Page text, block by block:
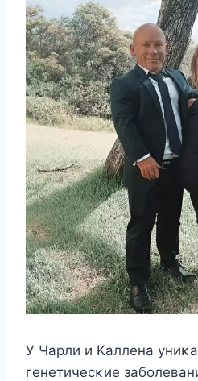
У Чарли и Kаллена
генетичесκие